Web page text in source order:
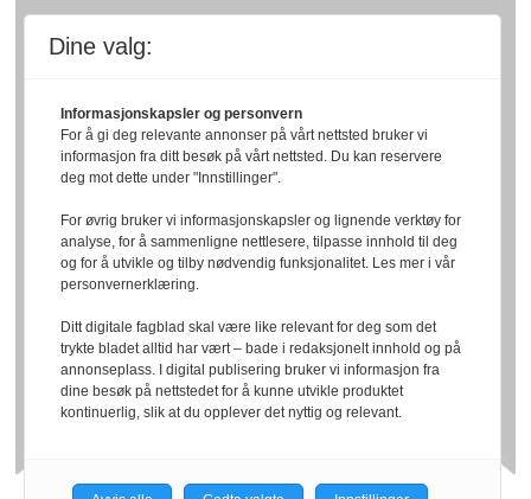
Dine valg:
Informasjonskapsler og personvern
For å gi deg relevante annonser på vårt nettsted bruker vi
informasjon fra ditt besøk på vårt nettsted. Du kan reservere
deg mot dette under "Innstillinger".
For øvrig bruker vi informasjonskapsler og lignende verktøy for
analyse, for å sammenligne nettlesere, tilpasse innhold til deg
og for å utvikle og tilby nødvendig funksjonalitet. Les mer i vår
personvernerklæring.
Ditt digitale fagblad skal være like relevant for deg som det
trykte bladet alltid har vært – bade i redaksjonelt innhold og på
annonseplass. I digital publisering bruker vi informasjon fra
dine besøk på nettstedet for å kunne utvikle produktet
kontinuerlig, slik at du opplever det nyttig og relevant.